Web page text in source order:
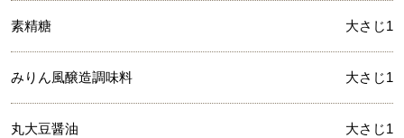
素精糖 大さじ1
みりん風醸造調味料 大さじ1
丸大豆醤油 大さじ1